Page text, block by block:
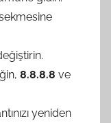
8.8.8.8 ve
yeniden